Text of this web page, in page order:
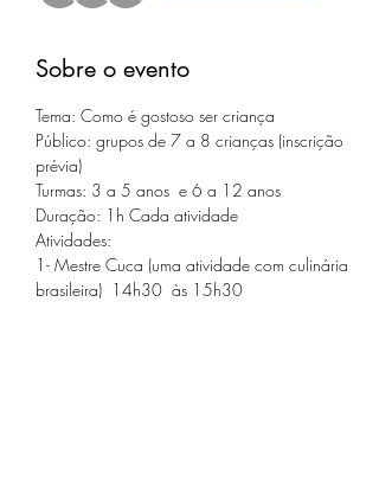
Sobre o evento
Tema: Como é gostoso ser criança
Público: grupos de 7 a 8 crianças (inscrição
prévia)
Turmas: 3 a 5 anos  e 6 a 12 anos
Duração: 1h Cada atividade
Atividades:
1- Mestre Cuca (uma atividade com culinária
brasileira)  14h30  às 15h30